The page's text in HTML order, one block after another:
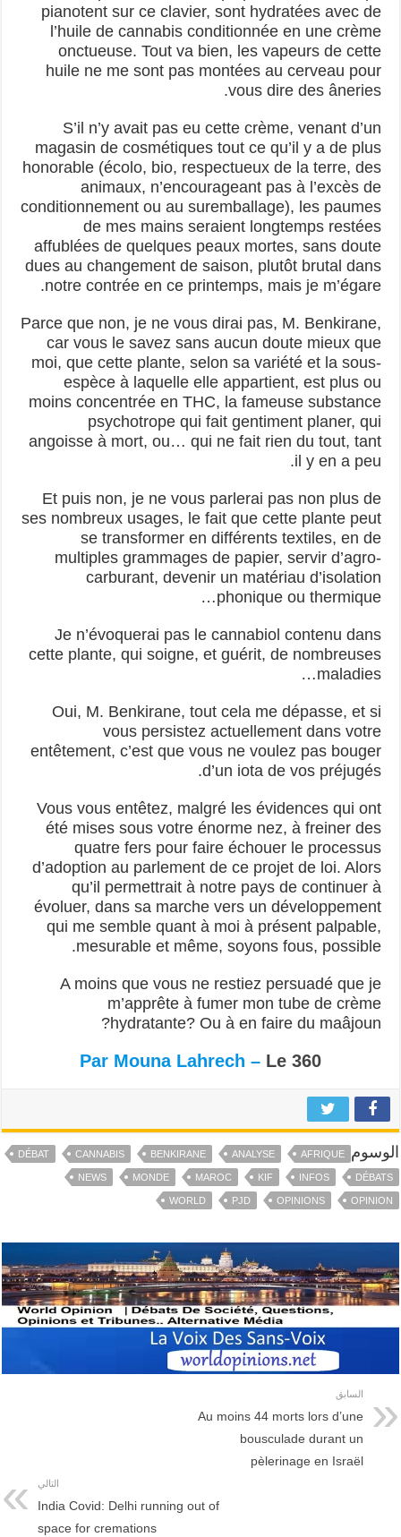
pianotent sur ce clavier, sont hydratées avec de
l’huile de cannabis conditionnée en une crème
onctueuse. Tout va bien, les vapeurs de cette
huile ne me sont pas montées au cerveau pour
vous dire des âneries.
S’il n’y avait pas eu cette crème, venant d’un
magasin de cosmétiques tout ce qu’il y a de plus
honorable (écolo, bio, respectueux de la terre, des
animaux, n’encourageant pas à l’excès de
conditionnement ou au suremballage), les paumes
de mes mains seraient longtemps restées
affublées de quelques peaux mortes, sans doute
dues au changement de saison, plutôt brutal dans
notre contrée en ce printemps, mais je m’égare.
Parce que non, je ne vous dirai pas, M. Benkirane,
car vous le savez sans aucun doute mieux que
moi, que cette plante, selon sa variété et la sous-
espèce à laquelle elle appartient, est plus ou
moins concentrée en THC, la fameuse substance
psychotrope qui fait gentiment planer, qui
angoisse à mort, ou… qui ne fait rien du tout, tant
il y en a peu.
Et puis non, je ne vous parlerai pas non plus de
ses nombreux usages, le fait que cette plante peut
se transformer en différents textiles, en de
multiples grammages de papier, servir d’agro-
carburant, devenir un matériau d’isolation
phonique ou thermique…
Je n’évoquerai pas le cannabiol contenu dans
cette plante, qui soigne, et guérit, de nombreuses
maladies…
Oui, M. Benkirane, tout cela me dépasse, et si
vous persistez actuellement dans votre
entêtement, c’est que vous ne voulez pas bouger
d’un iota de vos préjugés.
Vous vous entêtez, malgré les évidences qui ont
été mises sous votre énorme nez, à freiner des
quatre fers pour faire échouer le processus
d’adoption au parlement de ce projet de loi. Alors
qu’il permettrait à notre pays de continuer à
évoluer, dans sa marche vers un développement
qui me semble quant à moi à présent palpable,
mesurable et même, soyons fous, possible.
A moins que vous ne restiez persuadé que je
m’apprête à fumer mon tube de crème
hydratante? Ou à en faire du maâjoun?
Par Mouna Lahrech –Le 360
الوسوم AFRIQUE
ANALYSE
BENKIRANE
CANNABIS
DÉBAT
DÉBATS
INFOS
KIF
MAROC
MONDE
NEWS
OPINION
OPINIONS
PJD
WORLD
السابق
Au moins 44 morts lors d’une
bousculade durant un
pèlerinage en Israël
التالي
India Covid: Delhi running out of
space for cremations